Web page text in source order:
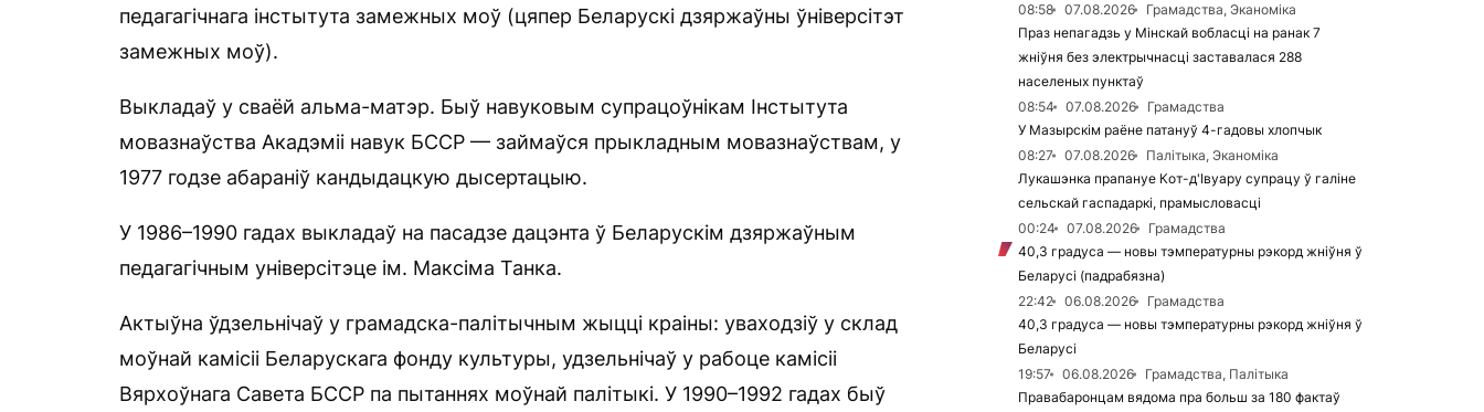
педагагічнага інстытута замежных моў (цяпер Беларускі дзяржаўны ўніверсітэт
замежных моў).
Выкладаў у сваёй альма-матэр. Быў навуковым супрацоўнікам Інстытута
мовазнаўства Акадэміі навук БССР — займаўся прыкладным мовазнаўствам, у
1977 годзе абараніў кандыдацкую дысертацыю.
У 1986–1990 гадах выкладаў на пасадзе дацэнта ў Беларускім дзяржаўным
педагагічным універсітэце ім. Максіма Танка.
Актыўна ўдзельнічаў у грамадска-палітычным жыцці краіны: уваходзіў у склад
моўнай камісіі Беларускага фонду культуры, удзельнічаў у рабоце камісіі
Вярхоўнага Савета БССР па пытаннях моўнай палітыкі. У 1990–1992 гадах быў
08:58
07.08.2026
Грамадства, Эканоміка
Праз непагадзь у Мінскай вобласці на ранак 7
жніўня без электрычнасці заставалася 288
населеных пунктаў
08:54
07.08.2026
Грамадства
У Мазырскім раёне патануў 4-гадовы хлопчык
08:27
07.08.2026
Палітыка, Эканоміка
Лукашэнка прапануе Кот-д'Івуару супрацу ў галіне
сельскай гаспадаркі, прамысловасці
00:24
07.08.2026
Грамадства
40,3 градуса — новы тэмпературны рэкорд жніўня ў
Беларусі (падрабязна)
22:42
06.08.2026
Грамадства
40,3 градуса — новы тэмпературны рэкорд жніўня ў
Беларусі
19:57
06.08.2026
Грамадства, Палітыка
Правабаронцам вядома пра больш за 180 фактаў